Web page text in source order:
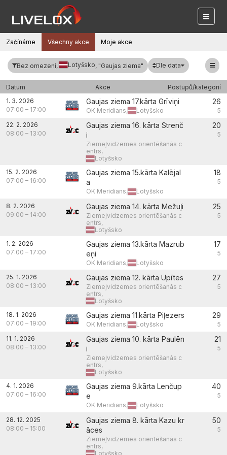
Začínáme Všechny akce Moje akce
Bez omezení, Lotyšsko, "Gaujas ziema" Dle data
Datum Akce
Postupů/kategorií
1. 3. 2026
07:00 – 17:00
Gaujas ziema 17.kārta Grīviņi
OK Meridians, Lotyšsko
26
5
22. 2. 2026
08:00 – 13:00
Gaujas ziema 16. kārta Strenč
i
Ziemeļvidzemes orientēšanās c
entrs,
Lotyšsko
20
5
15. 2. 2026
07:00 – 16:00
Gaujas ziema 15.kārta Kalējal
a
OK Meridians, Lotyšsko
18
5
8. 2. 2026
09:00 – 14:00
Gaujas ziema 14. kārta Mežuļi
Ziemeļvidzemes orientēšanās c
entrs,
Lotyšsko
25
5
1. 2. 2026
07:00 – 17:00
Gaujas ziema 13.kārta Mazrub
eņi
OK Meridians, Lotyšsko
17
5
25. 1. 2026
08:00 – 13:00
Gaujas ziema 12. kārta Upītes
Ziemeļvidzemes orientēšanās c
entrs,
Lotyšsko
27
5
18. 1. 2026
07:00 – 19:00
Gaujas ziema 11.kārta Piļezers
OK Meridians, Lotyšsko
29
5
11. 1. 2026
08:00 – 13:00
Gaujas ziema 10. kārta Paulēn
i
Ziemeļvidzemes orientēšanās c
entrs,
Lotyšsko
21
5
4. 1. 2026
07:00 – 16:00
Gaujas ziema 9.kārta Lenčup
e
OK Meridians, Lotyšsko
40
5
28. 12. 2025
08:00 – 15:00
Gaujas ziema 8. kārta Kazu kr
āces
Ziemeļvidzemes orientēšanās c
entrs,
Lotyšsko
50
5